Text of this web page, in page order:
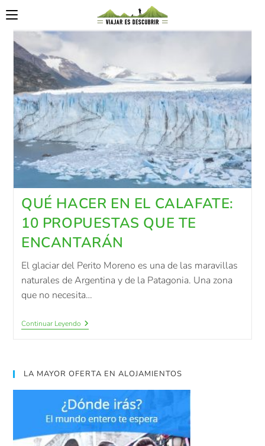
QUÉ HACER EN EL CALAFATE:
10 PROPUESTAS QUE TE
ENCANTARÁN
El glaciar del Perito Moreno es una de las maravillas
naturales de Argentina y de la Patagonia. Una zona
que no necesita…
Continuar Leyendo
LA MAYOR OFERTA EN ALOJAMIENTOS